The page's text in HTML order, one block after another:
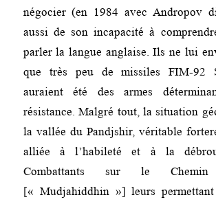
négocier (en 1984 avec Andropov
aussi de son incapacité à
parler la langue anglaise. Ils ne lui
que très peu de missiles FIM-92
auraient été des armes
résistance. Malgré tout, la situation
la vallée du Pandjshir, véritable
alliée à l’habileté et à la
Combattants sur le
[« Mudjahiddhin »] leurs